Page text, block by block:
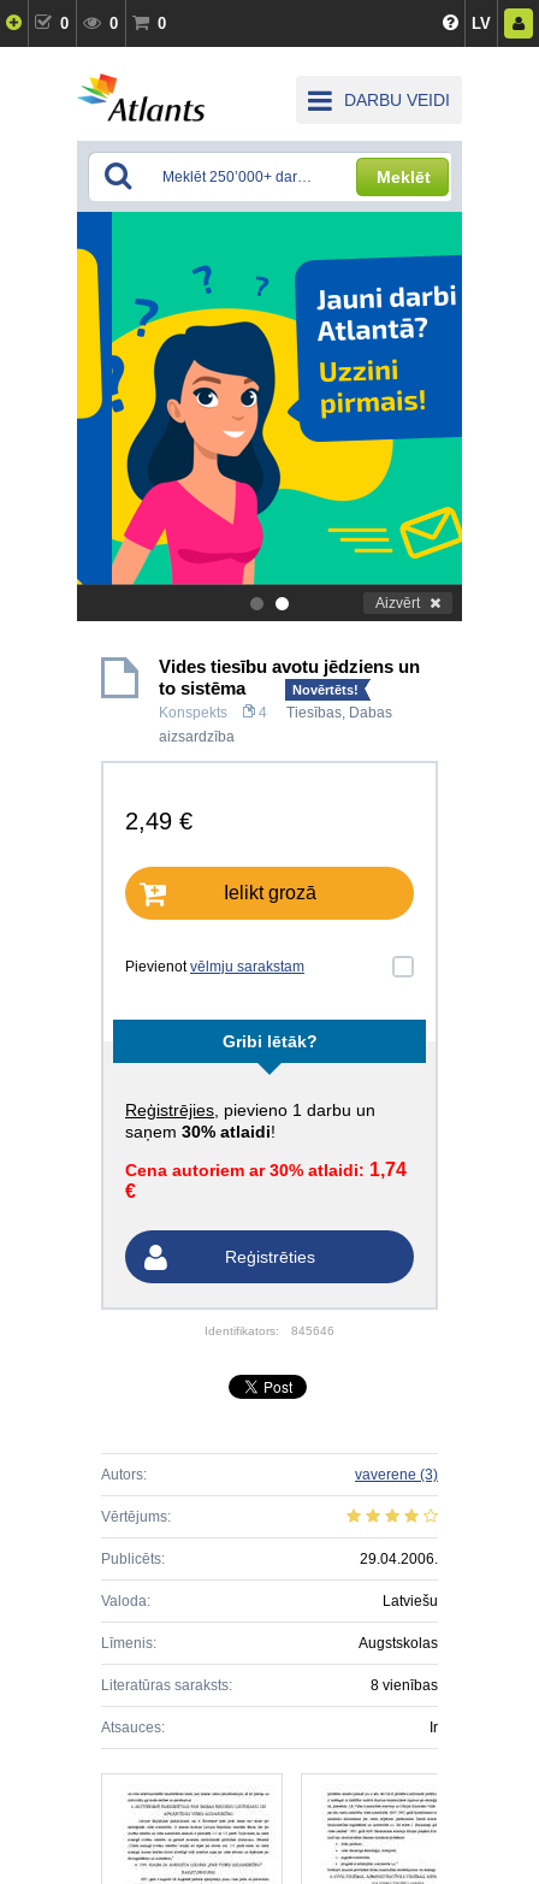
0 0 0 LV
DARBU VEIDI
Meklēt
. Aizvērt
Vides tiesību avotu jēdziens un
to sistēma
Novērtēts!
Konspekts 4 Tiesības, Dabas
aizsardzība
2,49 €
Ielikt grozā
Pievienotvēlmju sarakstam
Gribi lētāk?
Reģistrējies , pievieno 1 darbu un
saņem 30% atlaidi!
Cena autoriem ar 30% atlaidi: 1,74
€
Reģistrēties
Identifikators: 845646
Autors: vaverene (3)
Vērtējums:
Publicēts: 29.04.2006.
Valoda: Latviešu
Līmenis: Augstskolas
Literatūras saraksts: 8 vienības
Atsauces: Ir